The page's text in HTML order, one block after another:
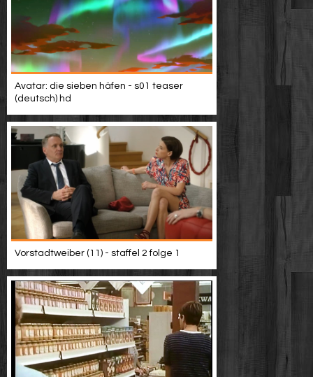
Avatar: die sieben häfen - s01 teaser
(deutsch) hd
Vorstadtweiber (11) - staffel 2 folge 1